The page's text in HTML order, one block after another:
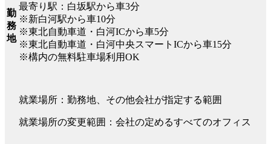
勤
務
地
最寄り駅：白坂駅から車3分
※新白河駅から車10分
※東北自動車道・白河ICから車5分
※東北自動車道・白河中央スマートICから車15分
※構内の無料駐車場利用OK
就業場所：勤務地、その他会社が指定する範囲
就業場所の変更範囲：会社の定めるすべてのオフィス